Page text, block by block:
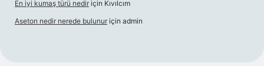
En iyi kumaş türü nedir için Kıvılcım
Aseton nedir nerede bulunur için admin